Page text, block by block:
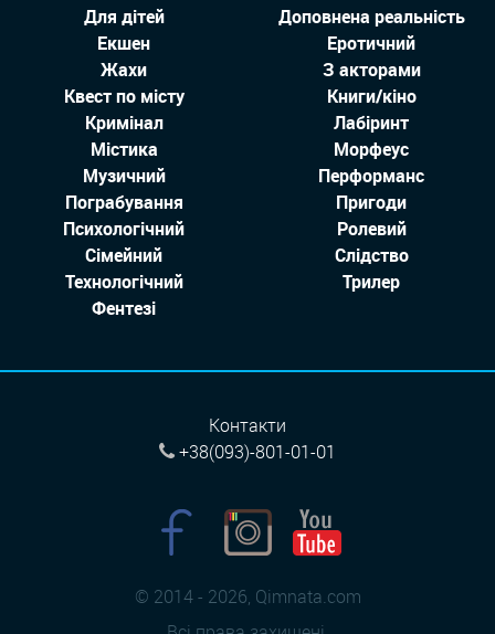
Для дітей
Доповнена реальність
Екшен
Еротичний
Жахи
З акторами
Квест по місту
Книги/кіно
Кримінал
Лабіринт
Містика
Морфеус
Музичний
Перформанс
Пограбування
Пригоди
Психологічний
Ролевий
Сімейний
Слідство
Технологiчний
Трилер
Фентезі
© 2014 - 2026, Qimnata.com
Контакти
+38(093)-801-01-01